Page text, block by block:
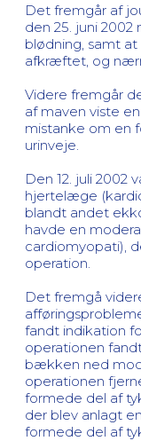
Det fremgår af
den 25. juni
blødning, samt
afkræftet, og
Videre fremgår
af maven viste
mistanke om en
urinveje.
Den 12. juli 2002
hjertelæge
blandt andet
havde en
cardiomyopati),
operation.
Det fremgå
fandt indikation
operationen
bækken ned
operationen
formede del af
der blev anlagt
formede del af